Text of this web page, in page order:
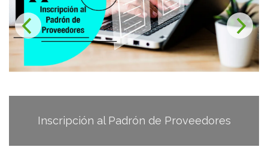
Seguro de gastos médicos mayores para